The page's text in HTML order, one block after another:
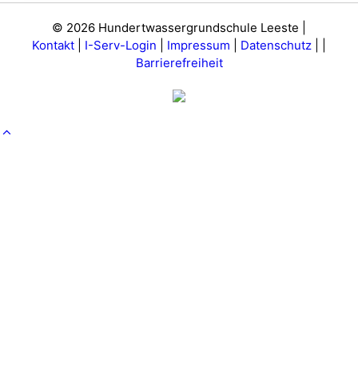
© 2026 Hundertwassergrundschule Leeste |
Kontakt
I-Serv-Login Impressum Datenschutz
Barrierefreiheit